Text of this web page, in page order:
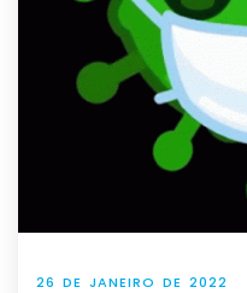
26 DE JANEIRO DE 2022